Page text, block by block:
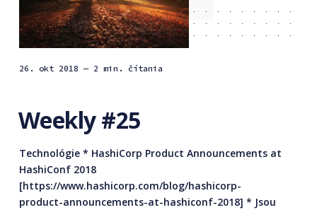
26. okt 2018 — 2 min. čítania
Weekly #25
Technológie * HashiCorp Product Announcements at
HashiConf 2018
[https://www.hashicorp.com/blog/hashicorp-
product-announcements-at-hashiconf-2018] * Jsou